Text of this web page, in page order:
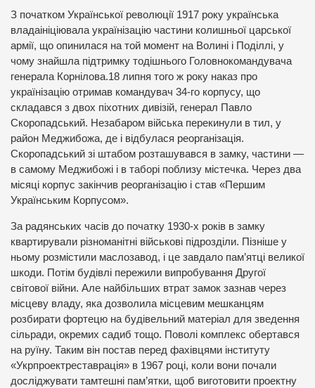
З початком Української революції 1917 року українська
владаініціювала українізацію частини колишньої царської
армії, що опинилася на той момент на Волині і Поділлі, у
чому знайшла підтримку тодішнього Головнокомандувача
генерала Корнілова.18 липня того ж року наказ про
українізацію отримав командувач 34-го корпусу, що
складався з двох піхотних дивізій, генерал Павло
Скоропадський. Незабаром війська перекинули в тил, у
район Меджибожа, де і відбулася реорганізація.
Скоропадський зі штабом розташувався в замку, частини —
в самому Меджибожі і в таборі поблизу містечка. Через два
місяці корпус закінчив реорганізацію і став «Першим
Українським Корпусом».
За радянських часів до початку 1930-х років в замку
квартирували різноманітні військові підрозділи. Пізніше у
ньому розмістили маслозавод, і це завдало пам’ятці великої
шкоди. Потім будівлі пережили випробування Другої
світової війни. Але найбільших втрат замок зазнав через
місцеву владу, яка дозволила місцевим мешканцям
розбирати фортецю на будівельний матеріал для зведення
сільради, окремих садиб тощо. Поволі комплекс обертався
на руїну. Таким він постав перед фахівцями інституту
«Укрпроектреставрація» в 1967 році, коли вони почали
досліджувати тамтешні пам’ятки, щоб виготовити проектну